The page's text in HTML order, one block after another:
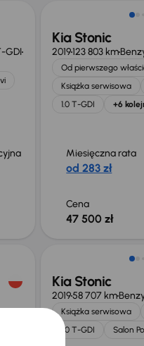
GDI
Kia Stonic
2019123 803 km
Od pierwszego
Książka serwisowa
1.0 T-GDI
+6
Miesięczna rata
od 283 zł
Cena
47 500 zł
Taniej o 500 zł
Kia Stonic
201958 707 km
Książka serwisowa
1.0 T-GDI
Salon